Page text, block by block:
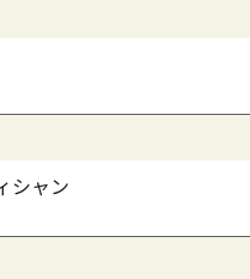
シャン